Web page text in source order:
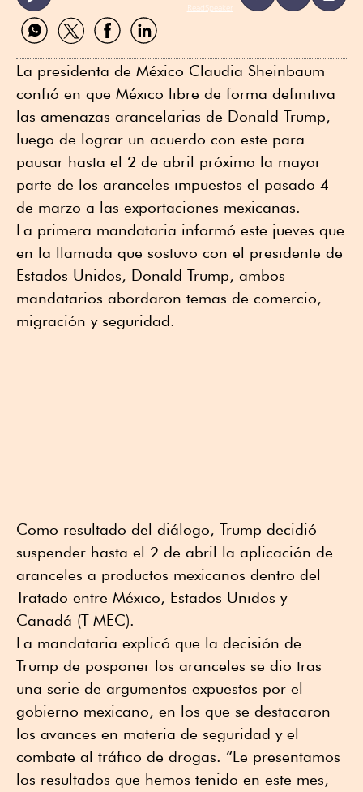
ReadSpeaker
Compartir
por
Compartir
por
Compartir
por
Compartir
por
La presidenta de México Claudia Sheinbaum
confió en que México libre de forma definitiva
las amenazas arancelarias de Donald Trump,
luego de lograr un acuerdo con este para
pausar hasta el 2 de abril próximo la mayor
parte de los aranceles impuestos el pasado 4
de marzo a las exportaciones mexicanas.
La primera mandataria informó este jueves que
en la llamada que sostuvo con el presidente de
Estados Unidos, Donald Trump, ambos
mandatarios abordaron temas de comercio,
migración y seguridad.
Como resultado del diálogo, Trump decidió
suspender hasta el 2 de abril la aplicación de
aranceles a productos mexicanos dentro del
Tratado entre México, Estados Unidos y
Canadá (T-MEC).
La mandataria explicó que la decisión de
Trump de posponer los aranceles se dio tras
una serie de argumentos expuestos por el
gobierno mexicano, en los que se destacaron
los avances en materia de seguridad y el
combate al tráfico de drogas. “Le presentamos
los resultados que hemos tenido en este mes,